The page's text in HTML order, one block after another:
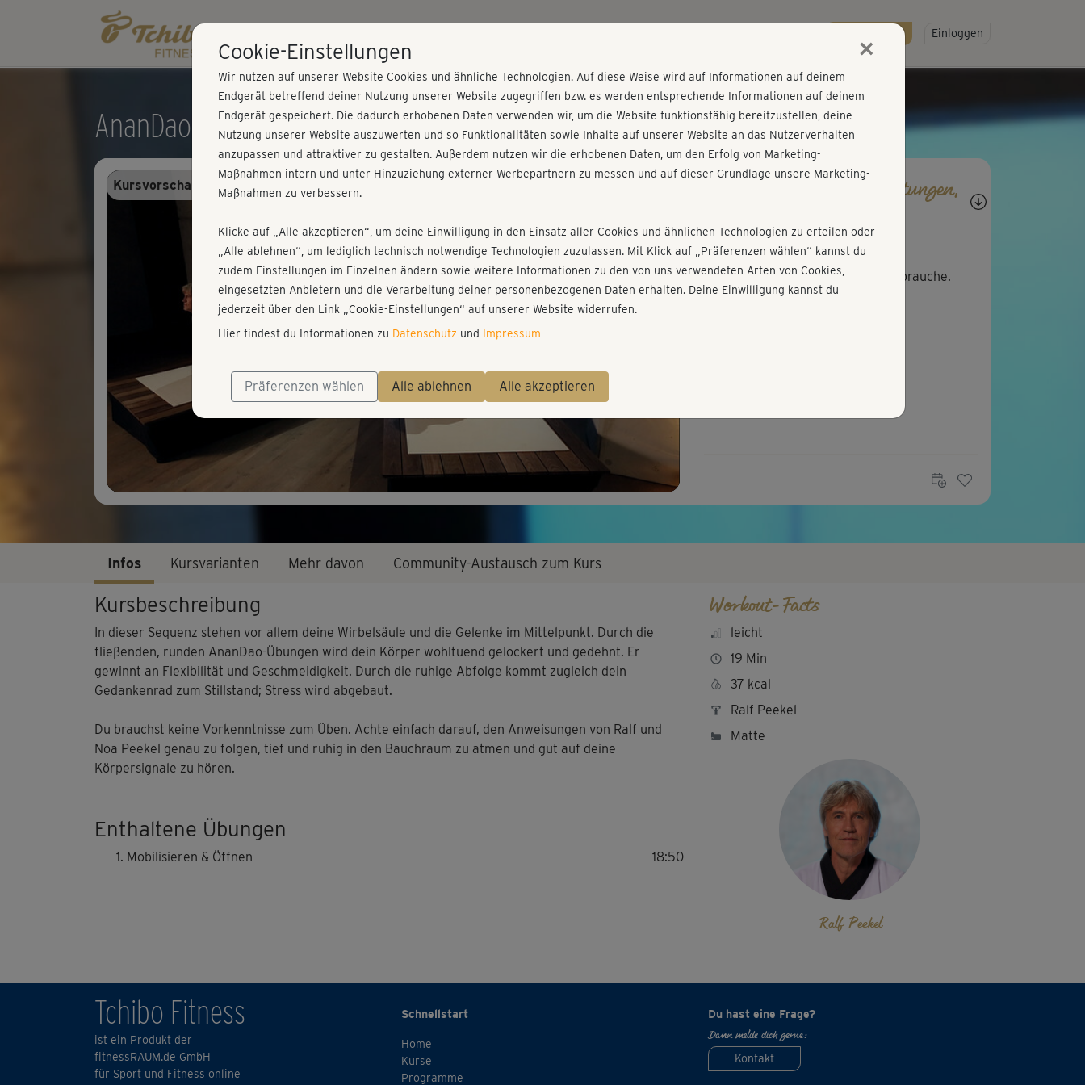
Gratis testen! Einloggen
AnanDao - Mobilisieren & Öffnen
Play
Video
Kursvorschau - Anmelden und alles trainieren!
Fragen, Antworten, Bewertungen,
R
Rita610
Richtig gut! Das ist genau was ich brauche.
Weiter so !
Infos Kursvarianten Mehr davon Community-Austausch zum Kurs
Kursbeschreibung
In dieser Sequenz stehen vor allem deine Wirbelsäule und die Gelenke im Mittelpunkt. Durch die
fließenden, runden AnanDao-Übungen wird dein Körper wohltuend gelockert und gedehnt. Er
gewinnt an Flexibilität und Geschmeidigkeit. Durch die ruhige Abfolge kommt zugleich dein
Gedankenrad zum Stillstand; Stress wird abgebaut.
Du brauchst keine Vorkenntnisse zum Üben. Achte einfach darauf, den Anweisungen von Ralf und
Noa Peekel genau zu folgen, tief und ruhig in den Bauchraum zu atmen und gut auf deine
Körpersignale zu hören.
Enthaltene Übungen
Mobilisieren & Öffnen 18:50
Workout-Facts
leicht
19 Min
37 kcal
Ralf Peekel
Matte
Ralf Peekel
Tchibo Fitness
ist ein Produkt der
fitnessRAUM.de GmbH
für Sport und Fitness online
Schnellstart
Home
Kurse
Programme
Du hast eine Frage?
Dann melde dich gerne:
Kontakt
Cookie-Einstellungen ×
Wir nutzen auf unserer Website Cookies und ähnliche Technologien. Auf diese Weise wird auf Informationen auf deinem
Endgerät betreffend deiner Nutzung unserer Website zugegriffen bzw. es werden entsprechende Informationen auf deinem
Endgerät gespeichert. Die dadurch erhobenen Daten verwenden wir, um die Website funktionsfähig bereitzustellen, deine
Nutzung unserer Website auszuwerten und so Funktionalitäten sowie Inhalte auf unserer Website an das Nutzerverhalten
anzupassen und attraktiver zu gestalten. Außerdem nutzen wir die erhobenen Daten, um den Erfolg von Marketing-
Maßnahmen intern und unter Hinzuziehung externer Werbepartnern zu messen und auf dieser Grundlage unsere Marketing-
Maßnahmen zu verbessern.
Klicke auf „Alle akzeptieren“, um deine Einwilligung in den Einsatz aller Cookies und ähnlichen Technologien zu erteilen oder
„Alle ablehnen“, um lediglich technisch notwendige Technologien zuzulassen. Mit Klick auf „Präferenzen wählen“ kannst du
zudem Einstellungen im Einzelnen ändern sowie weitere Informationen zu den von uns verwendeten Arten von Cookies,
eingesetzten Anbietern und die Verarbeitung deiner personenbezogenen Daten erhalten. Deine Einwilligung kannst du
jederzeit über den Link „Cookie-Einstellungen“ auf unserer Website widerrufen.
Hier findest du Informationen zu Datenschutz und Impressum
Präferenzen wählen Alle ablehnen Alle akzeptieren